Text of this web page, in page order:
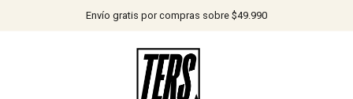
Envío gratis por compras sobre $49.990